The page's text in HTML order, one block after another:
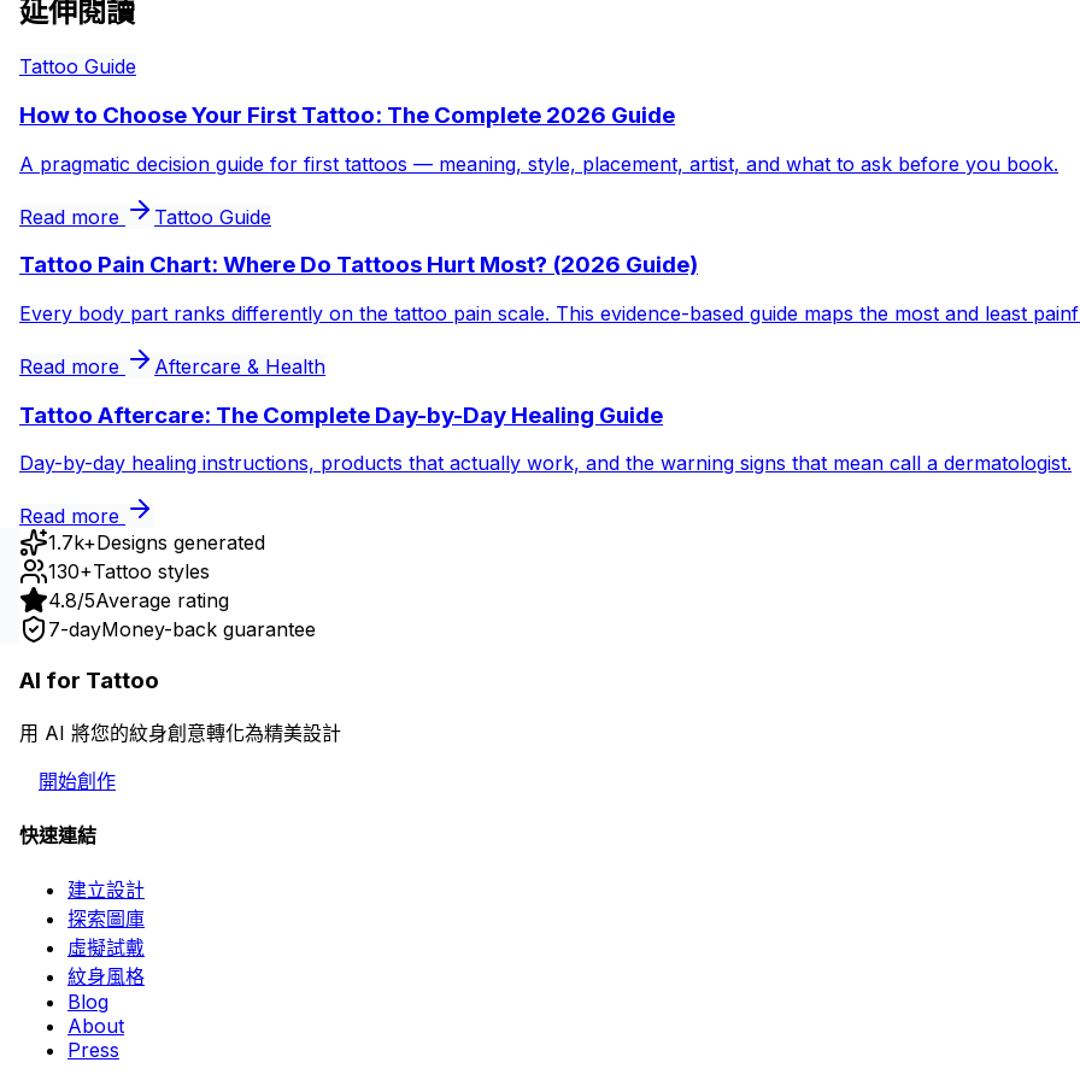
延伸閱讀
Tattoo Guide
How to Choose Your First Tattoo: The Complete 2026 Guide
A pragmatic decision guide for first tattoos — meaning, style, placement, artist, and what to ask before you book.
Read more Tattoo Guide
Tattoo Pain Chart: Where Do Tattoos Hurt Most? (2026 Guide)
Every body part ranks differently on the tattoo pain scale. This evidence-based guide maps the most and least
Read more Aftercare & Health
Tattoo Aftercare: The Complete Day-by-Day Healing Guide
Day-by-day healing instructions, products that actually work, and the warning signs that mean call a dermatologist.
Read more
1.7k+Designs generated
130+Tattoo styles
4.8/5Average rating
7-dayMoney-back guarantee
AI for Tattoo
用 AI 將您的紋身創意轉化為精美設計
開始創作
快速連結
建立設計
探索圖庫
虛擬試戴
紋身風格
Blog
About
Press